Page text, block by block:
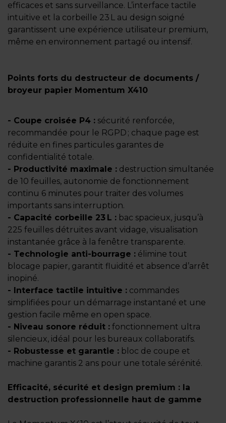
efficaces et sans surveillance. L’interface tactile
intuitive et la corbeille 23 L au design soigné
garantissent une expérience utilisateur premium,
même en environnement partagé ou intensif.
Points forts du destructeur de documents /
broyeur papier Momentum X410
- Coupe croisée P4 : sécurité renforcée,
recommandée pour le RGPD ; chaque page est
réduite en fines particules garantes de
confidentialité totale.
- Productivité maximale : destruction simultanée
de 10 feuilles, autonomie de fonctionnement
continu 6 minutes pour traiter des volumes
importants sans interruption.
- Capacité corbeille 23 L : bac spacieux, jusqu’à
225 feuilles détruites avant vidage, visualisation
instantanée grâce à la fenêtre transparente.
- Technologie anti-bourrage : élimine tout
blocage papier, garantit fluidité et absence d’arrêt
inopiné.
- Interface tactile intuitive : commandes
simplifiées pour un démarrage instantané et une
gestion facile même en open space.
- Niveau sonore réduit : fonctionnement ultra
silencieux, idéal pour les bureaux collaboratifs.
- Robustesse et garantie : bloc de coupe et
machine garantis 2 ans pour une totale sérénité.
Efficacité, sécurité et design premium : la
destruction professionnelle haut de gamme